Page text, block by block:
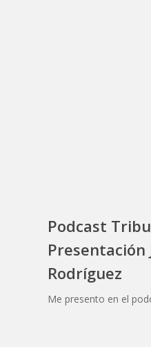
Podcast
Presentación
Rodríguez
Me presento en el